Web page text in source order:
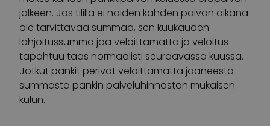
jälkeen. Jos tilillä ei näiden kahden päivän aikana
ole tarvittavaa summaa, sen kuukauden
lahjoitussumma jää veloittamatta ja veloitus
tapahtuu taas normaalisti seuraavassa kuussa.
Jotkut pankit perivät veloittamatta jääneestä
summasta pankin palveluhinnaston mukaisen
kulun.